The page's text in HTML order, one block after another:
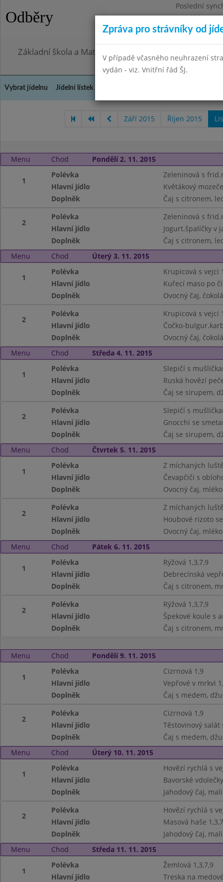
Odběry
Poslední
Pondělí
Omezení
Základní škola a Mateřská škola, Praha 4, Ohradní 49
Vybrat jídelnu Jídelní lístek
Září 2015 Říjen 2015
Menu Chod Pondělí 2. 11. 2015
1
Polévka
Zeleninová s
Hlavní jídlo
Květákový
Doplněk
Čaj s citronem,
2
Polévka
Zeleninová s
Hlavní jídlo
Jogurt.špalíčky v
Doplněk
Čaj s citronem,
Menu
Chod Úterý 3. 11. 2015
1
Polévka
Krupicová s vejci
Hlavní jídlo
Kuřecí maso po
Doplněk
Ovocný čaj,
2
Polévka
Krupicová s vejci
Hlavní jídlo
Čočko-
Doplněk
Ovocný čaj,
Menu
Chod Středa 4. 11. 2015
1
Polévka
Slepičí s
Hlavní jídlo
Ruská hovězí
Doplněk
Čaj se sirupem,
2
Polévka
Slepičí s
Hlavní jídlo
Gnocchi se
Doplněk
Čaj se sirupem,
Menu
Chod Čtvrtek 5. 11. 2015
1
Polévka
Z míchaných
Hlavní jídlo
Čevapčiči s
Doplněk
Ovocný čaj,
2
Polévka
Z míchaných
Hlavní jídlo
Houbové rizoto
Doplněk
Ovocný čaj,
Menu
Chod Pátek 6. 11. 2015
1
Polévka
Rýžová 1,3,7,9
Hlavní jídlo
Debrecínská
Doplněk
Čaj s citronem,
2
Polévka
Rýžová 1,3,7,9
Hlavní jídlo
Špekové koule s
Doplněk
Čaj s citronem,
Menu Chod Pondělí 9. 11. 2015
1
Polévka
Cizrnová 1,9
Hlavní jídlo
Vepřové v mrkvi
Doplněk
Čaj s medem,
2
Polévka
Cizrnová 1,9
Hlavní jídlo
Těstovinový salát
Doplněk
Čaj s medem,
Menu
Chod Úterý 10. 11. 2015
1
Polévka
Hovězí rychlá s
Hlavní jídlo
Bavorské
Doplněk
Jahodový čaj,
2
Polévka
Hovězí rychlá s
Hlavní jídlo
Masová haše
Doplněk
Jahodový čaj,
Menu
Chod Středa 11. 11. 2015
1
Polévka
Žemlová 1,3,7,9
Hlavní jídlo
Treska na
Zpráva pro strávníky od
V případě včasného neuhrazení
vydán - viz. Vnitřní řád ŠJ.